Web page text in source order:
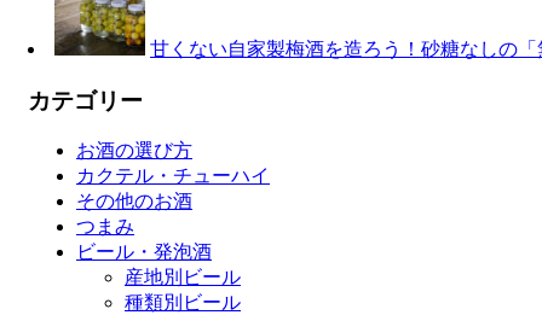
甘くない自家製梅酒を造ろう！砂糖なしの
カテゴリー
お酒の選び方
カクテル・チューハイ
その他のお酒
つまみ
ビール・発泡酒
産地別ビール
種類別ビール